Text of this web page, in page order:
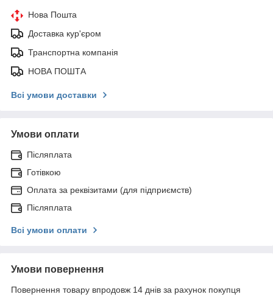
Нова Пошта
Доставка кур'єром
Транспортна компанія
НОВА ПОШТА
Всі умови доставки
Умови оплати
Післяплата
Готівкою
Оплата за реквізитами (для підприємств)
Післяплата
Всі умови оплати
Умови повернення
Повернення товару впродовж 14 днів за рахунок покупця